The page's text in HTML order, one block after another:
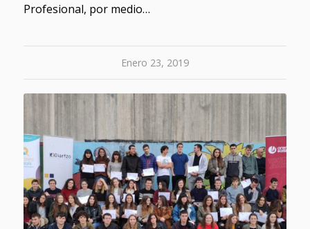
Profesional, por medio…
Enero 23, 2019